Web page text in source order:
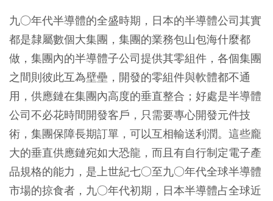
九○年代半導體的全盛時期，日本的半導體公司其實
都是隸屬數個大集團，集團的業務包山包海什麼都
做，集團內的半導體子公司提供其零組件，各個集團
之間則彼此互為壁壘，開發的零組件與軟體都不通
用，供應鏈在集團內高度的垂直整合；好處是半導體
公司不必花時間開發客戶，只需要專心開發元件技
術，集團保障長期訂單，可以互相輸送利潤。這些龐
大的垂直供應鏈宛如大恐龍，而且有自行制定電子產
品規格的能力，是上世紀七○至九○年代全球半導體
市場的掠食者，九○年代初期，日本半導體占全球近